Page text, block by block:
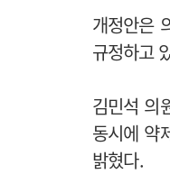
개정안은
규정하고
김민석 의
동시에 약
밝혔다.